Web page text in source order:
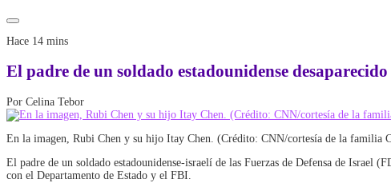
Hace 14 mins
El padre de un soldado estadounidense
Por Celina Tebor
En la imagen, Rubi Chen y su hijo Itay Chen. (Crédito: CNN/cortesía de la familia
El padre de un soldado estadounidense-israelí de las Fuerzas de Defensa de Israel
con el Departamento de Estado y el FBI.